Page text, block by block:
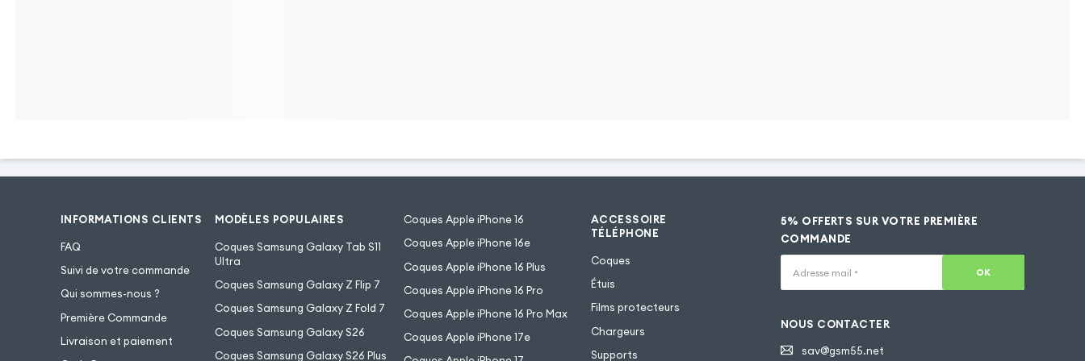
assure que votre tablette ainsi que votre
carte restent parfaitement en place et en
toute sécurité même en cas de chute. Cette
fermeture aimantée évite toute ouverture
accidentelle et garde le rabat toujours bien
INFORMATIONS CLIENTS
FAQ
Suivi de votre commande
Qui sommes-nous ?
Première Commande
Livraison et paiement
MODÈLES POPULAIRES
Coques Samsung Galaxy Tab S11
Ultra
Coques Samsung Galaxy Z Flip 7
Coques Samsung Galaxy Z Fold 7
Coques Samsung Galaxy S26
Coques Samsung Galaxy S26 Plus
Coques Apple iPhone 16
Coques Apple iPhone 16e
Coques Apple iPhone 16 Plus
Coques Apple iPhone 16 Pro
Coques Apple iPhone 16 Pro Max
Coques Apple iPhone 17e
ACCESSOIRE
TÉLÉPHONE
Coques
Étuis
Films protecteurs
Chargeurs
Supports
5% OFFERTS SUR VOTRE PREMIÈRE
COMMANDE
Adresse mail * OK
NOUS CONTACTER
sav@gsm55.net